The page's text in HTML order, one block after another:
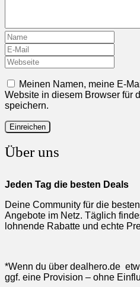
Meinen Namen, meine E-
Website in diesem Browser für
speichern.
Über uns
Jeden Tag die besten Deals
Deine Community für die
Angebote im Netz. Täglich
lohnende Rabatte und echte
*Wenn du über dealhero.de
ggf. eine Provision – ohne